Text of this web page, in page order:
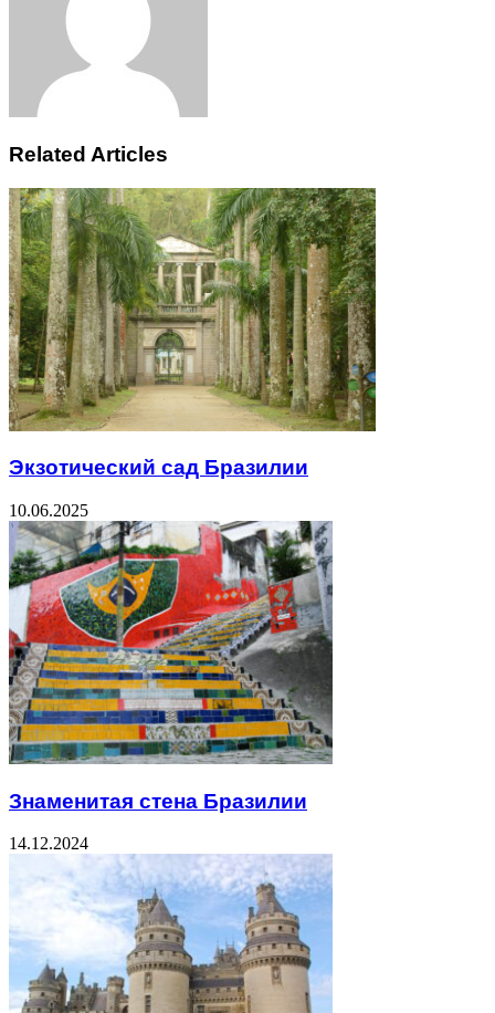
Related Articles
Экзотический сад Бразилии
10.06.2025
Знаменитая стена Бразилии
14.12.2024